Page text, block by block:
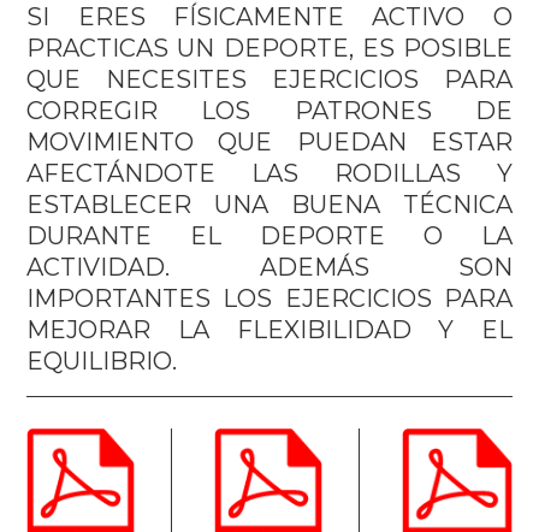
SI ERES FÍSICAMENTE ACTIVO O
PRACTICAS UN DEPORTE, ES POSIBLE
QUE NECESITES EJERCICIOS PARA
CORREGIR LOS PATRONES DE
MOVIMIENTO QUE PUEDAN ESTAR
AFECTÁNDOTE LAS RODILLAS Y
ESTABLECER UNA BUENA TÉCNICA
DURANTE EL DEPORTE O LA
ACTIVIDAD. ADEMÁS SON
IMPORTANTES LOS EJERCICIOS PARA
MEJORAR LA FLEXIBILIDAD Y EL
EQUILIBRIO.